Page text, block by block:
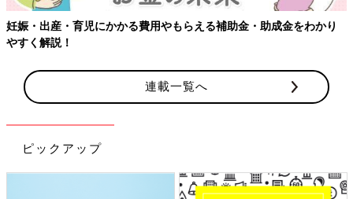
・出産・育児にかかる費用やもらえる補助金・助成金をわかり
く解説！
連載一覧へ
ピックアップ